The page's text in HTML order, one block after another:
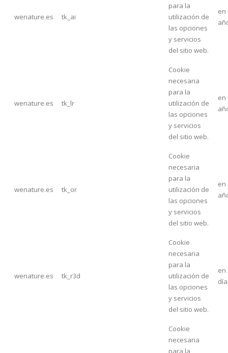
wenature.es tk_ai
para la
utilización de
las opciones
y servicios
del sitio web.
en
wenature.es tk_lr
Cookie
necesaria
para la
utilización de
las opciones
y servicios
del sitio web.
en
wenature.es tk_or
Cookie
necesaria
para la
utilización de
las opciones
y servicios
del sitio web.
en
wenature.es tk_r3d
Cookie
necesaria
para la
utilización de
las opciones
y servicios
del sitio web.
en
Cookie
necesaria
para la